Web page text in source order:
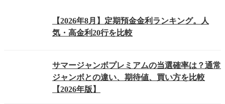
【2026年8月】定期預金金利ランキング。人
気・高金利20行を比較
サマージャンボプレミアムの当選確率は？通常
ジャンボとの違い、期待値、買い方を比較
【2026年版】